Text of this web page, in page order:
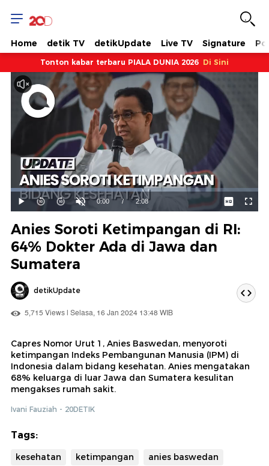
Home detik TV detikUpdate Live TV Signature
Tonton kabar terbaru PIALA DUNIA 2026 Di Sini
Mainkan
Suara
Hidup
Waktu
ini
0:00 / Durasi
2:08
Dimuat:
53.19%
Anies Soroti Ketimpangan di RI:
64% Dokter Ada di Jawa dan
Sumatera
detikUpdate
5,715 Views | Selasa, 16 Jan 2024 13:48 WIB
Capres Nomor Urut 1, Anies Baswedan, menyoroti
ketimpangan Indeks Pembangunan Manusia (IPM) di
Indonesia dalam bidang kesehatan. Anies mengatakan
68% keluarga di luar Jawa dan Sumatera kesulitan
mengakses rumah sakit.
Ivani Fauziah - 20DETIK
Tags:
kesehatan ketimpangan
anies baswedan